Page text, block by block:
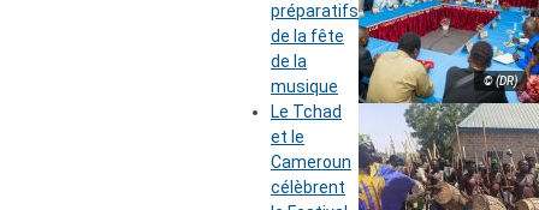
© (DR)
préparatifs
de la fête
de la
musique
Le Tchad
et le
Cameroun
célèbrent